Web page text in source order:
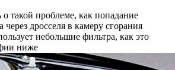
о такой проблеме, как попадание
дросселя в камеру сгорания
небольшие фильтра, как это
ниже